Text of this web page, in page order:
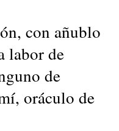
con añublo
labor de
de
oráculo de